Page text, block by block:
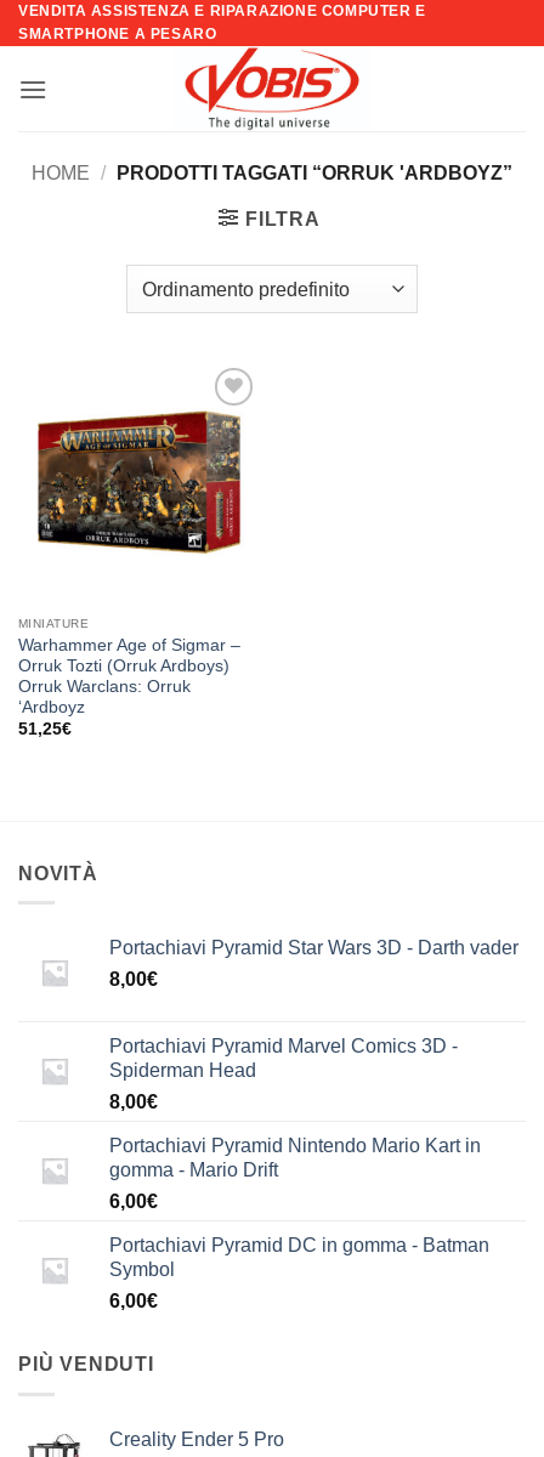
Salta
ai
VENDITA ASSISTENZA E RIPARAZIONE COMPUTER E
SMARTPHONE A PESARO
HOME / PRODOTTI TAGGATI “ORRUK 'ARDBOYZ”
FILTRA
Aggiungi
alla lista
dei
desideri
MINIATURE
Warhammer Age of Sigmar –
Orruk Tozti (Orruk Ardboys)
Orruk Warclans: Orruk
‘Ardboyz
51,25€
NOVITÀ
Portachiavi Pyramid Star Wars 3D - Darth vader
8,00€
Portachiavi Pyramid Marvel Comics 3D -
Spiderman Head
8,00€
Portachiavi Pyramid Nintendo Mario Kart in
gomma - Mario Drift
6,00€
Portachiavi Pyramid DC in gomma - Batman
Symbol
6,00€
PIÙ VENDUTI
Creality Ender 5 Pro